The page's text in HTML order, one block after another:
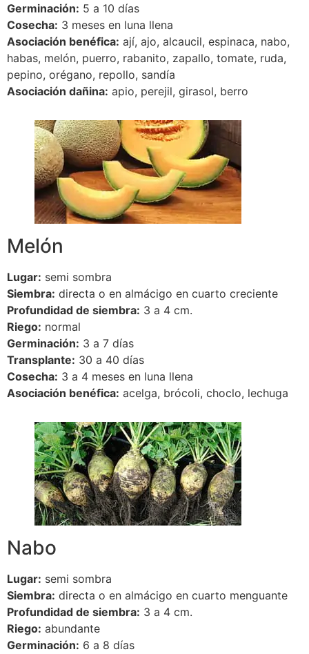
Germinación: 5 a 10 días
Cosecha: 3 meses en luna llena
Asociación benéfica: ají, ajo, alcaucil, espinaca, nabo,
habas, melón, puerro, rabanito, zapallo, tomate, ruda,
pepino, orégano, repollo, sandía
Asociación dañina: apio, perejil, girasol, berro
Melón
Lugar: semi sombra
Siembra: directa o en almácigo en cuarto creciente
Profundidad de siembra: 3 a 4 cm.
Riego: normal
Germinación: 3 a 7 días
Transplante: 30 a 40 días
Cosecha: 3 a 4 meses en luna llena
Asociación benéfica: acelga, brócoli, choclo, lechuga
Nabo
Lugar: semi sombra
Siembra: directa o en almácigo en cuarto menguante
Profundidad de siembra: 3 a 4 cm.
Riego: abundante
Germinación: 6 a 8 días